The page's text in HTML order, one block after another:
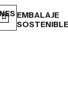
EMBALAJE
SOSTENIBLE